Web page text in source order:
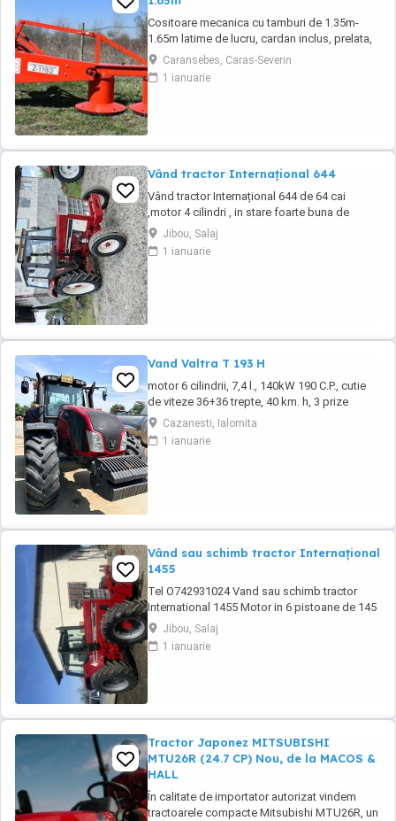
Cositoare mecanica cu tamburi de 1.35m-
1.65m latime de lucru, cardan inclus, prelata,
cheie de cutite Transport in toate judetele
Caransebes, Caras-Severin
1 ianuarie
Vând tractor Internațional 644
Vând tractor Internațional 644 de 64 cai
,motor 4 cilindri , in stare foarte buna de
functionare, cutie de viteze mecanica cu 2
manete ,ambreiaj priza, cauciucuri in stare
bună ,fara defecte, revizie facuta, schimburi
Jibou, Salaj
1 ianuarie
Vand Valtra T 193 H
motor 6 cilindrii, 7,4 l., 140kW 190 C.P., cutie
de viteze 36+36 trepte, 40 km. h, 3 prize
hidraulice, 650 65 r 42 spate, 540 65 r 30,
6.240 ore, an 2013, TVA inclus în preț.
Cazanesti, Ialomita
1 ianuarie
Vând sau schimb tractor Internațional
1455
Tel O742931024 Vand sau schimb tractor
International 1455 Motor in 6 pistoane de 145
cai cu turbo Cilindru ajutător la ridicare Tiranti
față Cauciucuri in stare foarte buna Tractorul
se afla intr-o stare foarte buna, fara
Jibou, Salaj
1 ianuarie
Tractor Japonez MITSUBISHI
MTU26R (24.7 CP) Nou, de la MACOS &
HALL
În calitate de importator autorizat vindem
tractoarele compacte Mitsubishi MTU26R, un